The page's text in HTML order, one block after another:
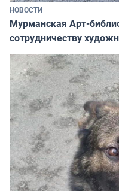
НОВОСТИ
Мурманская Арт-
сотрудничеству